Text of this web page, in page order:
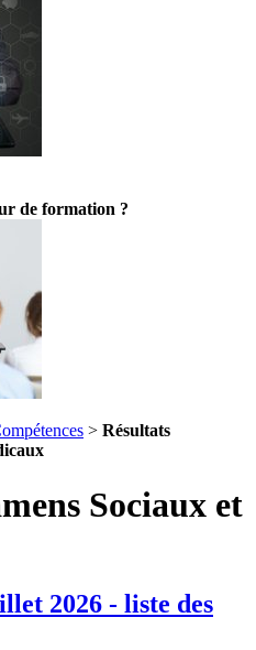
de formation ?
> Résultats
Sociaux et
2026 - liste des